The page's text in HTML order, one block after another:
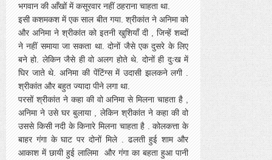
भगवान की आँखों में कसूरवार नहीं ठहराना चाहता था.
इसी कशमकश में एक साल बीत गया. श्रीकांत ने अनिमा को
और अनिमा ने श्रीकांत को इतनी खुशियाँ दी , जिन्हें शब्दों
ने नहीं समाया जा सकता था. दोनों जैसे एक दुसरे के लिए
बने हो. लेकिन जैसे ही वो अलग होते थे. दोनों ही दुःख में
घिर जाते थे. अनिमा की पेंटिंग्स में उदासी झलकने लगी .
श्रीकांत और बहुत ज्यादा पीने लगा था.
परसों श्रीकांत ने कहा की वो अनिमा से मिलना चाहता है ,
अनिमा ने उसे घर बुलाया , लेकिन श्रीकांत ने कहा की वो
उससे किसी नदी के किनारे मिलना चाहता है . कोलकत्ता के
बाहर गंगा के घाट पर दोनों मिले . ढलती हुई शाम और
आकाश में छायी हुई लालिमा और गंगा का बहता हुआ पानी